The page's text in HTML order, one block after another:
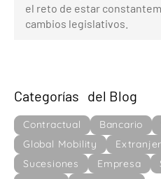
el reto de estar
cambios legislativos.
Categorías del Blog
Contractual Bancario
Global Mobility
Sucesiones
Empresa